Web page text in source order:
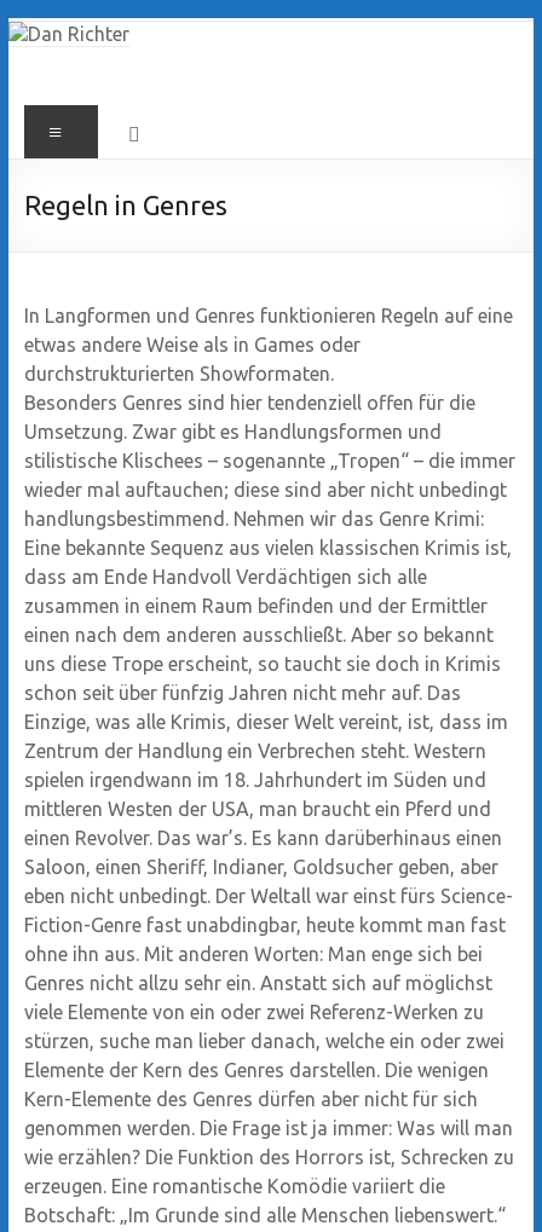
Zum
Dan
Richter
Menü
Regeln in Genres
In Langformen und Genres funktionieren Regeln auf eine
etwas andere Weise als in Games oder
durchstrukturierten Showformaten.
Besonders Genres sind hier tendenziell offen für die
Umsetzung. Zwar gibt es Handlungsformen und
stilistische Klischees – sogenannte „Tropen“ – die immer
wieder mal auftauchen; diese sind aber nicht unbedingt
handlungsbestimmend. Nehmen wir das Genre Krimi:
Eine bekannte Sequenz aus vielen klassischen Krimis ist,
dass am Ende Handvoll Verdächtigen sich alle
zusammen in einem Raum befinden und der Ermittler
einen nach dem anderen ausschließt. Aber so bekannt
uns diese Trope erscheint, so taucht sie doch in Krimis
schon seit über fünfzig Jahren nicht mehr auf. Das
Einzige, was alle Krimis, dieser Welt vereint, ist, dass im
Zentrum der Handlung ein Verbrechen steht. Western
spielen irgendwann im 18. Jahrhundert im Süden und
mittleren Westen der USA, man braucht ein Pferd und
einen Revolver. Das war’s. Es kann darüberhinaus einen
Saloon, einen Sheriff, Indianer, Goldsucher geben, aber
eben nicht unbedingt. Der Weltall war einst fürs Science-
Fiction-Genre fast unabdingbar, heute kommt man fast
ohne ihn aus. Mit anderen Worten: Man enge sich bei
Genres nicht allzu sehr ein. Anstatt sich auf möglichst
viele Elemente von ein oder zwei Referenz-Werken zu
stürzen, suche man lieber danach, welche ein oder zwei
Elemente der Kern des Genres darstellen. Die wenigen
Kern-Elemente des Genres dürfen aber nicht für sich
genommen werden. Die Frage ist ja immer: Was will man
wie erzählen? Die Funktion des Horrors ist, Schrecken zu
erzeugen. Eine romantische Komödie variiert die
Botschaft: „Im Grunde sind alle Menschen liebenswert.“